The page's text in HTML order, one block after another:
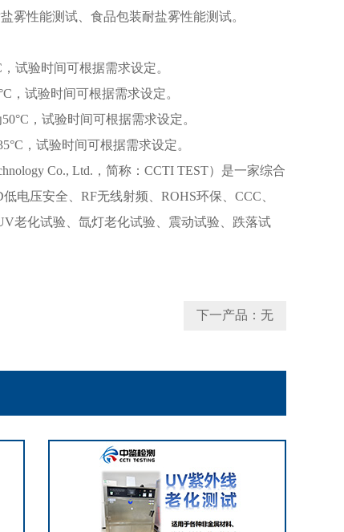
雾性能测试、食品包装耐盐雾性能测试。
试验时间可根据需求设定。
，试验时间可根据需求设定。
，试验时间可根据需求设定。
，试验时间可根据需求设定。
Co., Ltd.，简称：CCTI TEST）是一家综合
电压安全、RF无线射频、ROHS环保、CCC、
老化试验、氙灯老化试验、震动试验、跌落试
下一产品：无